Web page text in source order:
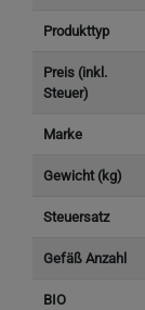
Produkttyp
Preis (inkl.
Steuer)
Marke
Gewicht (kg)
Steuersatz
Gefäß Anzahl
BIO